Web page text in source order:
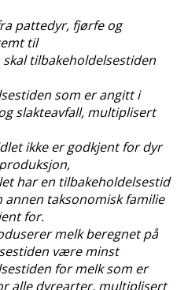
pattedyr, fjørfe og
til
tilbakeholdelsestiden
som er angitt i
slakteavfall, multiplisert
ikke er godkjent for dyr
har en tilbakeholdelsestid
annen taksonomisk familie
for.
melk beregnet på
være minst
for melk som er
alle dyrearter, multiplisert